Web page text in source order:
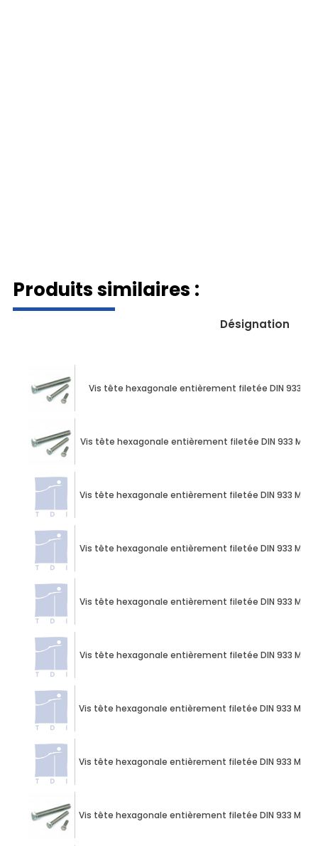
Produits similaires :
Désignation
Vis tête hexagonale entièrement filetée DIN 933 M3
Vis tête hexagonale entièrement filetée DIN 933 M10
Vis tête hexagonale entièrement filetée DIN 933 M10
Vis tête hexagonale entièrement filetée DIN 933 M10
Vis tête hexagonale entièrement filetée DIN 933 M10
Vis tête hexagonale entièrement filetée DIN 933 M10
Vis tête hexagonale entièrement filetée DIN 933 M10
Vis tête hexagonale entièrement filetée DIN 933 M10
Vis tête hexagonale entièrement filetée DIN 933 M10